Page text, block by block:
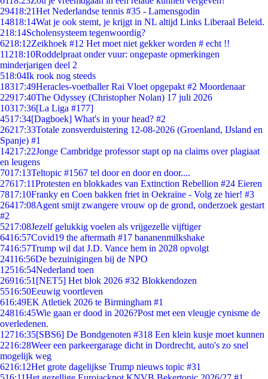
29418:21Het Nederlandse tennis #35 - Lamensgodin
14818:14Wat je ook stemt, je krijgt in NL altijd Links Liberaal Beleid.
218:14Scholensysteem tegenwoordig?
6218:12Zeikhoek #12 Het moet niet gekker worden # echt !!
11218:10Roddelpraat onder vuur: ongepaste opmerkingen
minderjarigen deel 2
518:04Ik rook nog steeds
18317:49Heracles-voetballer Rai Vloet opgepakt #2 Moordenaar
22917:40The Odyssey (Christopher Nolan) 17 juli 2026
10317:36[La Liga #177]
4517:34[Dagboek] What's in your head? #2
26217:33Totale zonsverduistering 12-08-2026 (Groenland, IJsland en
Spanje) #1
14217:22Jonge Cambridge professor stapt op na claims over plagiaat
en leugens
7017:13Teltopic #1567 tel door en door en door....
27617:11Protesten en blokkades van Extinction Rebellion #24 Eieren
7817:10Franky en Coen bakken friet in Oekraïne - Volg ze hier! #3
26417:08Agent smijt zwangere vrouw op de grond, onderzoek gestart
#2
5217:08Jezelf gelukkig voelen als vrijgezelle vijftiger
6416:57Covid19 the aftermath #17 bananenmilkshake
7416:57Trump wil dat J.D. Vance hem in 2028 opvolgt
24116:56De bezuinigingen bij de NPO
12516:54Nederland toen
26916:51 [NET5] Het blok 2026 #32 Blokkendozen
5516:50Eeuwig voortleven
616:49EK Atletiek 2026 te Birmingham #1
24816:45Wie gaan er dood in 2026?Post met een vleugje cynisme de
overledenen.
12716:35[SBS6] De Bondgenoten #318 Een klein kusje moet kunnen
2216:28Weer een parkeergarage dicht in Dordrecht, auto's zo snel
mogelijk weg
6216:12Het grote dagelijkse Trump nieuws topic #31